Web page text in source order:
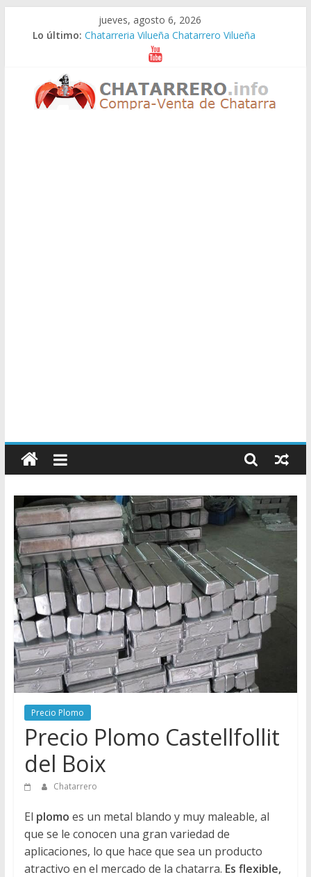
jueves, agosto 6, 2026
Lo último: Chatarreria Vilueña Chatarrero Vilueña
Chatarreria Zuera Chatarrero Zuera
Chatarreria Zaragoza Chatarrero Zaragoza
Chatarreria Zaida Chatarrero Zaida
Chatarreria Vistabella Chatarrero Vistabella
Chatarreros
–
Precio
de
Chatarra
Directorio
de
Chatarreros
para
Chatarra
Precio Plomo
Precio Plomo Castellfollit
del Boix
Chatarrero
El plomo es un metal blando y muy maleable, al
que se le conocen una gran variedad de
aplicaciones, lo que hace que sea un producto
atractivo en el mercado de la chatarra. Es flexible,